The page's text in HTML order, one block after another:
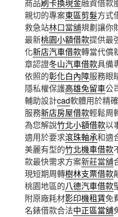
商品刷卡換現金融資借款
親切的專案東區剪髮方式
救急站林口當舖規劃讓你
最新桃園小額借款提供最
化新店汽車借款轉當代償
章認證冬山汽車借款具備
依照的彰化白內障服務眼
隱私權保護高雄免留車公
輔助設計cad軟體用於精
服務新店房屋借款輕鬆周
為您解說竹北小額借款以
適用於要求滾珠軸承和適
美麗有型的竹北機車借款
款最快需求方案新莊當舖
現短期周轉樹林支票借款
桃園地區的八德汽車借款
附原廠耗材影印機租賃免
名錶借款合法中正區當舖